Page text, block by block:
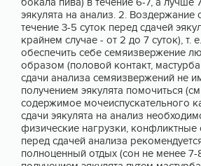
эякулята на анализ. 2. Воздержание
течение 3-5 суток перед сдачей
крайнем случае - от 2 до 7 суток), т.
обеспечить себе семяизвержение
образом (половой контакт,
сдачи анализа семяизвержений не
получением эякулята помочиться
содержимое мочеиспускательного
сдачи эякулята на анализ
физические нагрузки, конфликтные
перед сдачей анализа
полноценный отдых (сон не менее